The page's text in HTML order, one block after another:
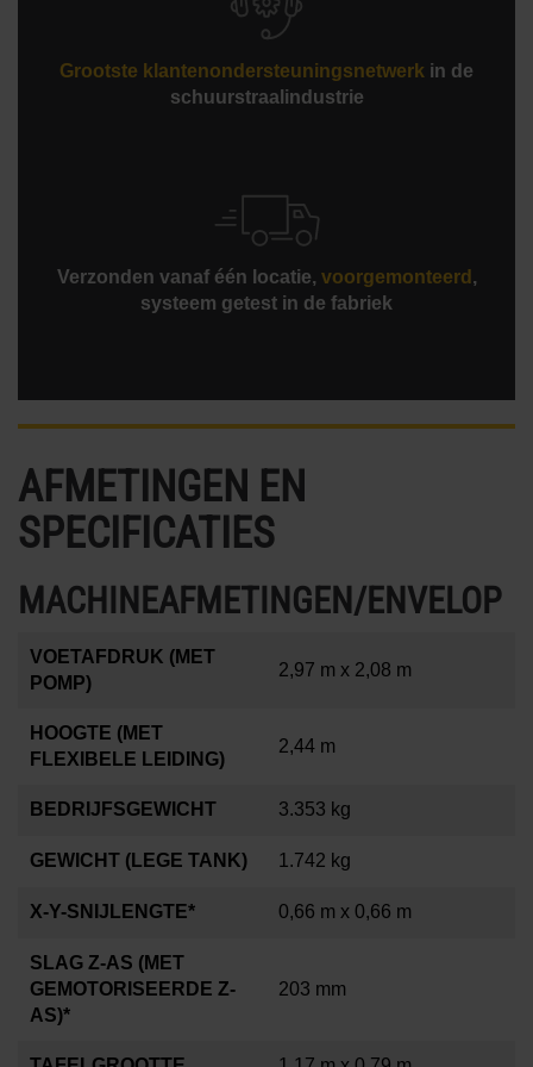
Grootste klantenondersteuningsnetwerk in de
schuurstraalindustrie
Verzonden vanaf één locatie, voorgemonteerd ,
systeem getest in de fabriek
AFMETINGEN EN
SPECIFICATIES
MACHINEAFMETINGEN/ENVELOP
VOETAFDRUK (MET
POMP)
2,97 m x 2,08 m
HOOGTE (MET
FLEXIBELE LEIDING)
2,44 m
BEDRIJFSGEWICHT 3.353 kg
GEWICHT (LEGE TANK) 1.742 kg
X-Y-SNIJLENGTE* 0,66 m x 0,66 m
SLAG Z-AS (MET
GEMOTORISEERDE Z-
AS)*
203 mm